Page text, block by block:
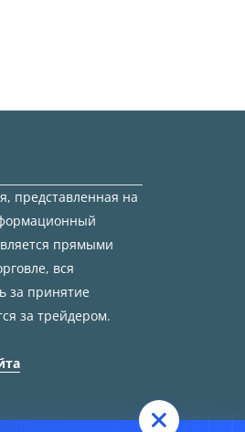
представленная на
прямыми
вся
за принятие
за трейдером.